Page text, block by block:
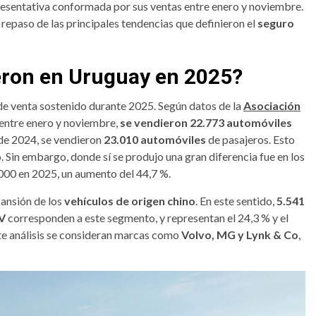
conformada por sus ventas entre enero y noviembre.
de las principales tendencias que definieron el seguro
en Uruguay en 2025?
venta sostenido durante 2025. Según datos de laAsociación
enero y noviembre, se vendieron 22.773 automóviles
2024, se vendieron 23.010 automóviles de pasajeros. Esto
Sin embargo, donde sí se produjo una gran diferencia fue en los
en 2025, un aumento del 44,7 %.
de los vehículos de origen chino. En este sentido,5.541
corresponden a este segmento, y representan el 24,3 % y el
análisis se consideran marcas como Volvo, MG y Lynk & Co,